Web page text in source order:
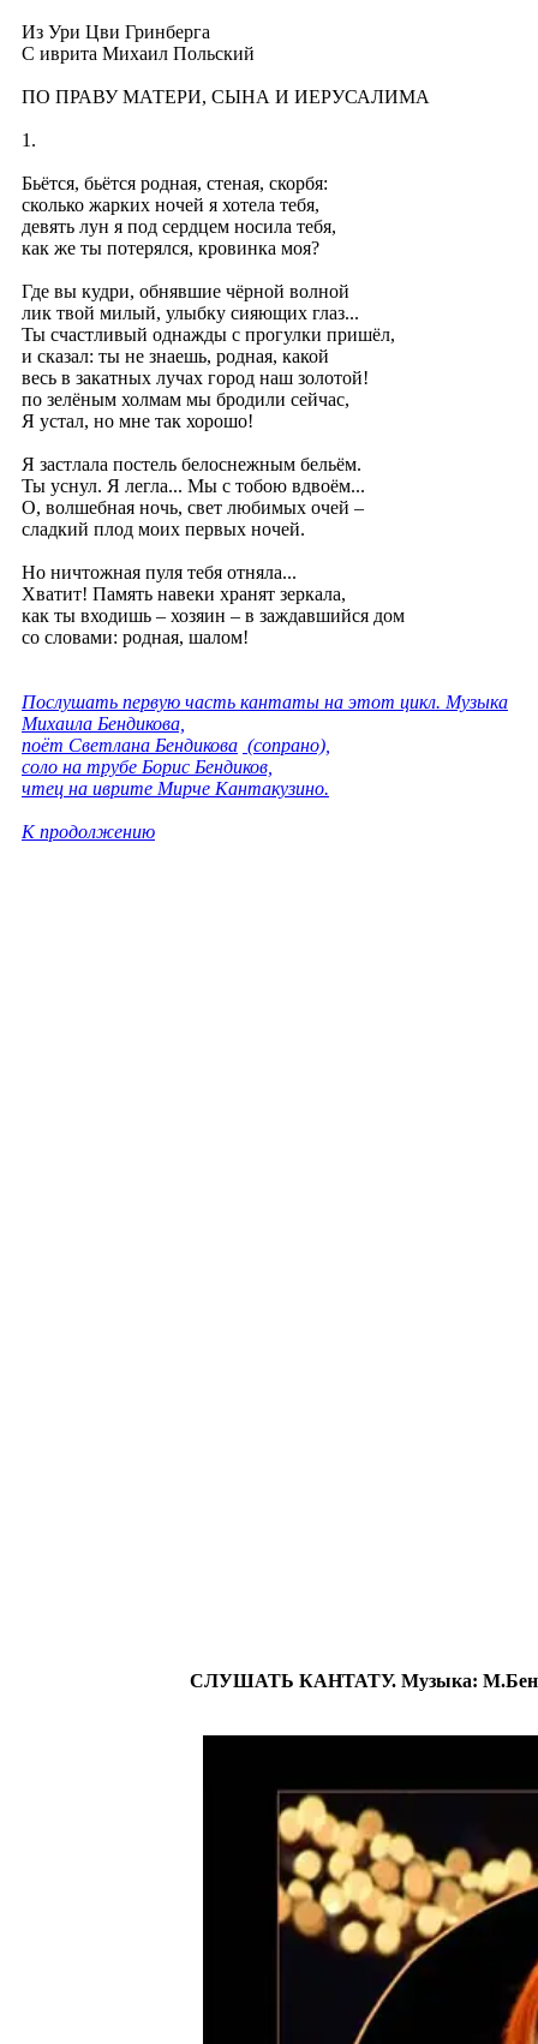
Из Ури Цви Гринберга
C иврита Михаил Польский
ПО ПРАВУ МАТЕРИ, СЫНА И ИЕРУСАЛИМА
1.
Бьётся, бьётся родная, стеная, скорбя:
сколько жарких ночей я хотела тебя,
девять лун я под сердцем носила тебя,
как же ты потерялся, кровинка моя?
Где вы кудри, обнявшие чёрной волной
лик твой милый, улыбку сияющих глаз...
Ты счастливый однажды с прогулки пришёл,
и сказал: ты не знаешь, родная, какой
весь в закатных лучах город наш золотой!
по зелёным холмам мы бродили сейчас,
Я устал, но мне так хорошо!
Я застлала постель белоснежным бельём.
Ты уснул. Я легла... Мы с тобою вдвоём...
О, волшебная ночь, свет любимых очей –
сладкий плод моих первых ночей.
Но ничтожная пуля тебя отняла...
Хватит! Память навеки хранят зеркала,
как ты входишь – хозяин – в заждавшийся дом
со словами: родная, шалом!
Послушать первую часть кантаты на этот цикл. Музыка
Михаила Бендикова,
поёт Светлана Бендикова (сопрано),
соло на трубе Борис Бендиков,
чтец на иврите Мирче Кантакузино.
К продолжению
СЛУШАТЬ КАНТАТУ. Музыка: